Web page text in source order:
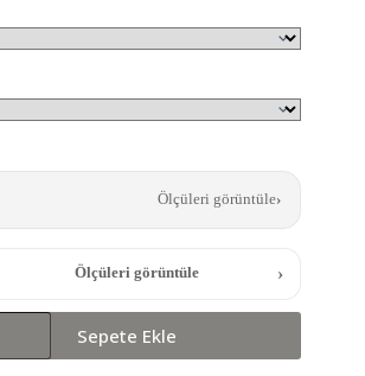
Ölçüleri görüntüle›
Ölçüleri görüntüle ›
Sepete Ekle